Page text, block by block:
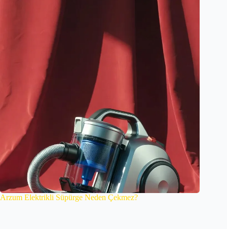
Arzum Elektrikli Süpürge Neden Çekmez?